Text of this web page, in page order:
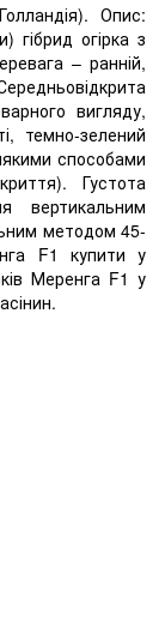
Опис:
гібрид огірка з
– ранній,
вигляду,
темно-зелений
способами
Густота
вертикальним
методом 45-
F1 купити у
Меренга F1 у